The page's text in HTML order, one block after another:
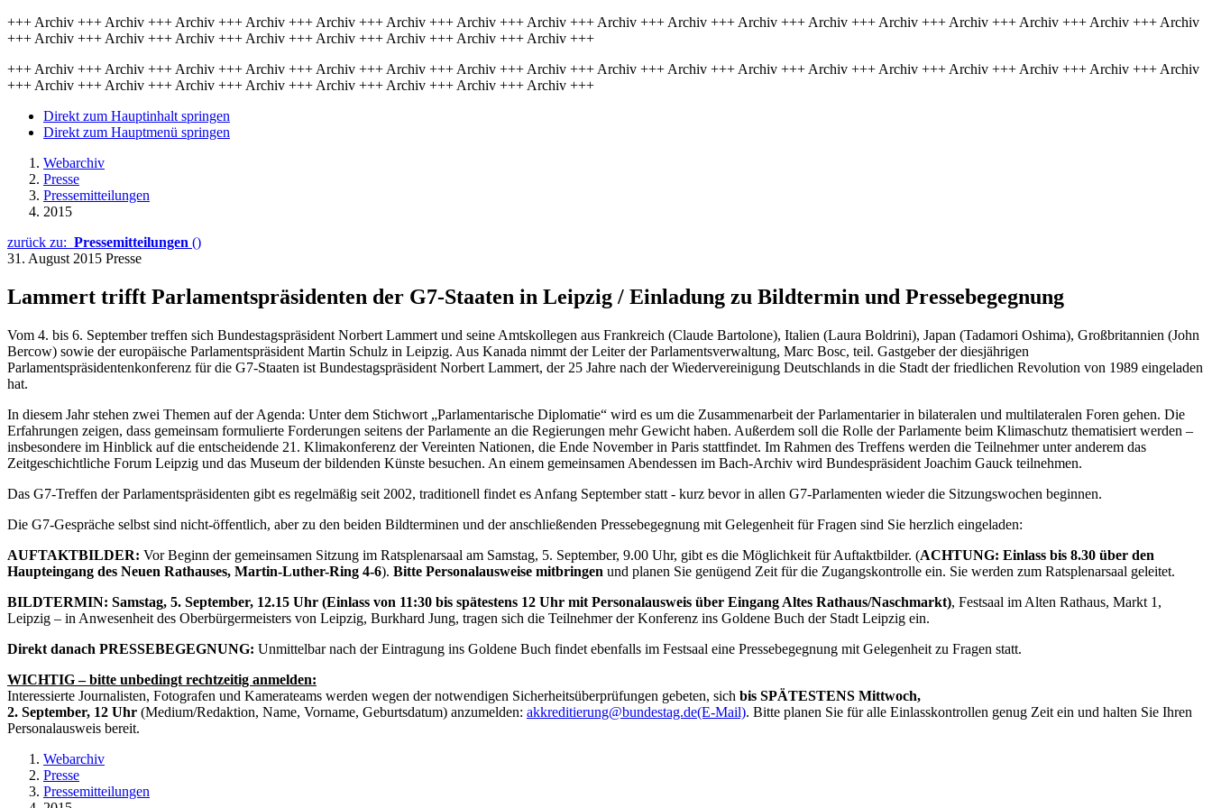
+++ Archiv +++ Archiv +++ Archiv +++ Archiv +++ Archiv +++ Archiv +++ Archiv +++ Archiv +++ Archiv +++ Archiv +++ Archiv +++ Archiv +++ Archiv +++ Archiv +++ Archiv +++ Archiv +++ Archiv
+++ Archiv +++ Archiv +++ Archiv +++ Archiv +++ Archiv +++ Archiv +++ Archiv +++ Archiv +++
+++ Archiv +++ Archiv +++ Archiv +++ Archiv +++ Archiv +++ Archiv +++ Archiv +++ Archiv +++ Archiv +++ Archiv +++ Archiv +++ Archiv +++ Archiv +++ Archiv +++ Archiv +++ Archiv +++ Archiv
+++ Archiv +++ Archiv +++ Archiv +++ Archiv +++ Archiv +++ Archiv +++ Archiv +++ Archiv +++
Direkt zum Hauptinhalt springen
Direkt zum Hauptmenü springen
Webarchiv
Presse
Pressemitteilungen
2015
zurück zu: Pressemitteilungen ()
31. August 2015 Presse
Lammert trifft Parlamentspräsidenten der G7-Staaten in Leipzig / Einladung zu Bildtermin und Pressebegegnung
Vom 4. bis 6. September treffen sich Bundestagspräsident Norbert Lammert und seine Amtskollegen aus Frankreich (Claude Bartolone), Italien (Laura Boldrini), Japan (Tadamori Oshima), Großbritannien (John
Bercow) sowie der europäische Parlamentspräsident Martin Schulz in Leipzig. Aus Kanada nimmt der Leiter der Parlamentsverwaltung, Marc Bosc, teil. Gastgeber der diesjährigen
Parlamentspräsidentenkonferenz für die G7-Staaten ist Bundestagspräsident Norbert Lammert, der 25 Jahre nach der Wiedervereinigung Deutschlands in die Stadt der friedlichen Revolution von 1989 eingeladen
hat.
In diesem Jahr stehen zwei Themen auf der Agenda: Unter dem Stichwort „Parlamentarische Diplomatie“ wird es um die Zusammenarbeit der Parlamentarier in bilateralen und multilateralen Foren gehen. Die
Erfahrungen zeigen, dass gemeinsam formulierte Forderungen seitens der Parlamente an die Regierungen mehr Gewicht haben. Außerdem soll die Rolle der Parlamente beim Klimaschutz thematisiert werden –
insbesondere im Hinblick auf die entscheidende 21. Klimakonferenz der Vereinten Nationen, die Ende November in Paris stattfindet. Im Rahmen des Treffens werden die Teilnehmer unter anderem das
Zeitgeschichtliche Forum Leipzig und das Museum der bildenden Künste besuchen. An einem gemeinsamen Abendessen im Bach-Archiv wird Bundespräsident Joachim Gauck teilnehmen.
Das G7-Treffen der Parlamentspräsidenten gibt es regelmäßig seit 2002, traditionell findet es Anfang September statt - kurz bevor in allen G7-Parlamenten wieder die Sitzungswochen beginnen.
Die G7-Gespräche selbst sind nicht-öffentlich, aber zu den beiden Bildterminen und der anschließenden Pressebegegnung mit Gelegenheit für Fragen sind Sie herzlich eingeladen:
AUFTAKTBILDER: Vor Beginn der gemeinsamen Sitzung im Ratsplenarsaal am Samstag, 5. September, 9.00 Uhr, gibt es die Möglichkeit für Auftaktbilder. (ACHTUNG: Einlass bis 8.30 über den
Haupteingang des Neuen Rathauses, Martin-Luther-Ring 4-6). Bitte Personalausweise mitbringen und planen Sie genügend Zeit für die Zugangskontrolle ein. Sie werden zum Ratsplenarsaal geleitet.
BILDTERMIN: Samstag, 5. September, 12.15 Uhr (Einlass von 11:30 bis spätestens 12 Uhr mit Personalausweis über Eingang Altes Rathaus/Naschmarkt), Festsaal im Alten Rathaus, Markt 1,
Leipzig – in Anwesenheit des Oberbürgermeisters von Leipzig, Burkhard Jung, tragen sich die Teilnehmer der Konferenz ins Goldene Buch der Stadt Leipzig ein.
Direkt danach PRESSEBEGEGNUNG: Unmittelbar nach der Eintragung ins Goldene Buch findet ebenfalls im Festsaal eine Pressebegegnung mit Gelegenheit zu Fragen statt.
WICHTIG – bitte unbedingt rechtzeitig anmelden:
Interessierte Journalisten, Fotografen und Kamerateams werden wegen der notwendigen Sicherheitsüberprüfungen gebeten, sich bis SPÄTESTENS Mittwoch,
2. September, 12 Uhr (Medium/Redaktion, Name, Vorname, Geburtsdatum) anzumelden: akkreditierung@bundestag.de(E-Mail). Bitte planen Sie für alle Einlasskontrollen genug Zeit ein und halten Sie Ihren
Personalausweis bereit.
Webarchiv
Presse
Pressemitteilungen